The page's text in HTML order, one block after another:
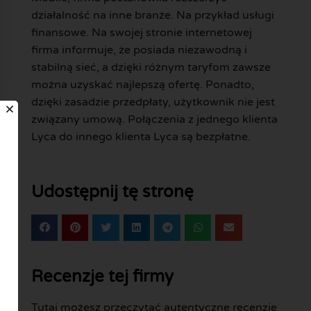
działalność na inne branże. Na przykład usługi
finansowe. Na swojej stronie internetowej
firma informuje, że posiada niezawodną i
stabilną sieć, a dzięki różnym taryfom zawsze
można uzyskać najlepszą ofertę. Ponadto,
dzięki zasadzie przedpłaty, użytkownik nie jest
związany umową. Połączenia z jednego klienta
Lyca do innego klienta Lyca są bezpłatne.
Udostępnij tę stronę
Recenzje tej firmy
Tutaj możesz przeczytać autentyczne recenzje